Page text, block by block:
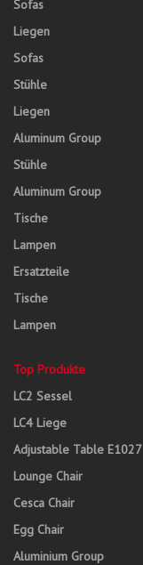
Sofas
Liegen
Sofas
Stühle
Liegen
Aluminum Group
Stühle
Aluminum Group
Tische
Lampen
Ersatzteile
Tische
Lampen
Top Produkte
LC2 Sessel
LC4 Liege
Adjustable Table E1027
Lounge Chair
Cesca Chair
Egg Chair
Aluminium Group